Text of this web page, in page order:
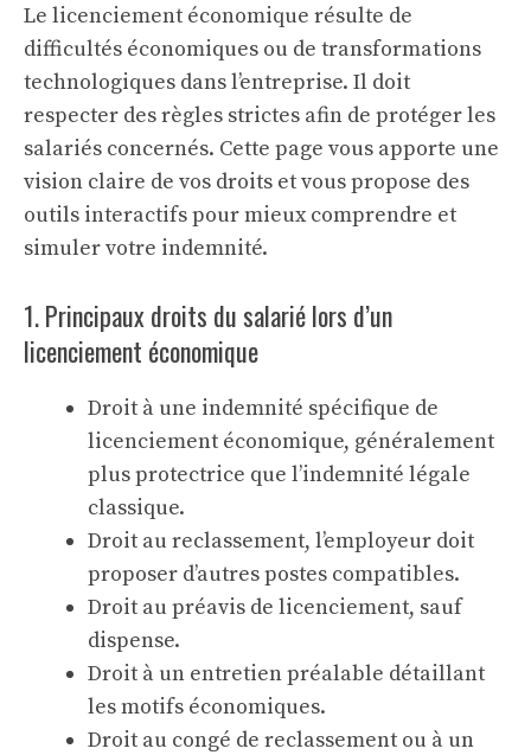
Le licenciement économique résulte de
difficultés économiques ou de transformations
technologiques dans l’entreprise. Il doit
respecter des règles strictes afin de protéger les
salariés concernés. Cette page vous apporte une
vision claire de vos droits et vous propose des
outils interactifs pour mieux comprendre et
simuler votre indemnité.
1. Principaux droits du salarié lors d’un
licenciement économique
Droit à une indemnité spécifique de
licenciement économique, généralement
plus protectrice que l’indemnité légale
classique.
Droit au reclassement, l’employeur doit
proposer d’autres postes compatibles.
Droit au préavis de licenciement, sauf
dispense.
Droit à un entretien préalable détaillant
les motifs économiques.
Droit au congé de reclassement ou à un